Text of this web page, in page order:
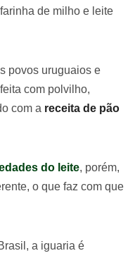
de milho e leite
povos uruguaios e
com polvilho,
com a receita de pão
do leite, porém,
o que faz com que
a iguaria é